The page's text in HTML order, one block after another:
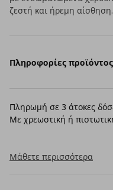
ζεστή και ήρεμη αίσθηση.
Πληροφορίες προϊόντος
Πληρωμή σε 3 άτοκες
Με χρεωστική ή
Μάθετε περισσότερα